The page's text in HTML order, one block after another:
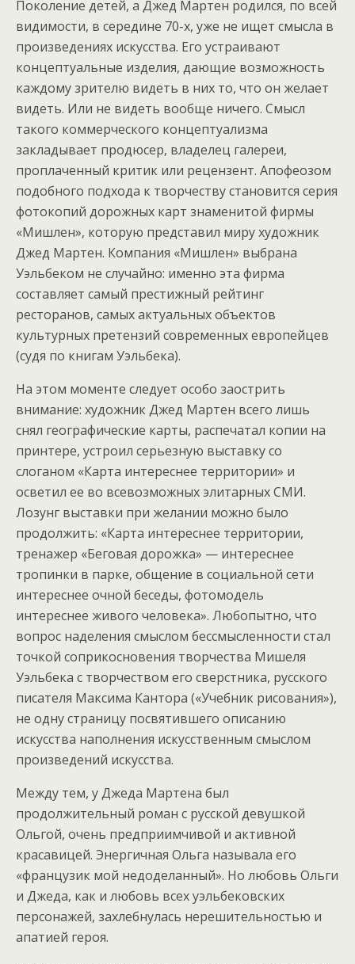
Поколение детей, а Джед Мартен родился, по всей
видимости, в середине 70-х, уже не ищет смысла в
произведениях искусства. Его устраивают
концептуальные изделия, дающие возможность
каждому зрителю видеть в них то, что он желает
видеть. Или не видеть вообще ничего. Смысл
такого коммерческого концептуализма
закладывает продюсер, владелец галереи,
проплаченный критик или рецензент. Апофеозом
подобного подхода к творчеству становится серия
фотокопий дорожных карт знаменитой фирмы
«Мишлен», которую представил миру художник
Джед Мартен. Компания «Мишлен» выбрана
Уэльбеком не случайно: именно эта фирма
составляет самый престижный рейтинг
ресторанов, самых актуальных объектов
культурных претензий современных европейцев
(судя по книгам Уэльбека).
На этом моменте следует особо заострить
внимание: художник Джед Мартен всего лишь
снял географические карты, распечатал копии на
принтере, устроил серьезную выставку со
слоганом «Карта интереснее территории» и
осветил ее во всевозможных элитарных СМИ.
Лозунг выставки при желании можно было
продолжить: «Карта интереснее территории,
тренажер «Беговая дорожка» — интереснее
тропинки в парке, общение в социальной сети
интереснее очной беседы, фотомодель
интереснее живого человека». Любопытно, что
вопрос наделения смыслом бессмысленности стал
точкой соприкосновения творчества Мишеля
Уэльбека с творчеством его сверстника, русского
писателя Максима Кантора («Учебник рисования»),
не одну страницу посвятившего описанию
искусства наполнения искусственным смыслом
произведений искусства.
Между тем, у Джеда Мартена был
продолжительный роман с русской девушкой
Ольгой, очень предприимчивой и активной
красавицей. Энергичная Ольга называла его
«французик мой недоделанный». Но любовь Ольги
и Джеда, как и любовь всех уэльбековских
персонажей, захлебнулась нерешительностью и
апатией героя.